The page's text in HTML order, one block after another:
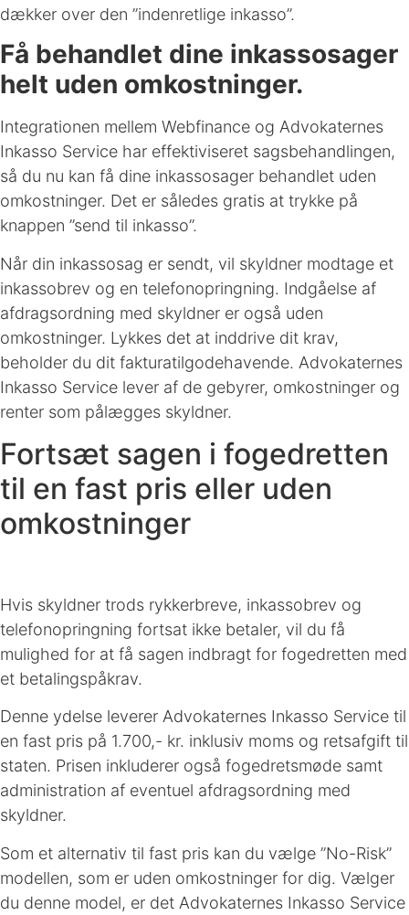
dækker over den ”indenretlige inkasso”.
Få behandlet dine inkassosager
helt uden omkostninger.
Integrationen mellem Webfinance og Advokaternes
Inkasso Service har effektiviseret sagsbehandlingen,
så du nu kan få dine inkassosager behandlet uden
omkostninger. Det er således gratis at trykke på
knappen ”send til inkasso”.
Når din inkassosag er sendt, vil skyldner modtage et
inkassobrev og en telefonopringning. Indgåelse af
afdragsordning med skyldner er også uden
omkostninger. Lykkes det at inddrive dit krav,
beholder du dit fakturatilgodehavende. Advokaternes
Inkasso Service lever af de gebyrer, omkostninger og
renter som pålægges skyldner.
Fortsæt sagen i fogedretten
til en fast pris eller uden
omkostninger
Hvis skyldner trods rykkerbreve, inkassobrev og
telefonopringning fortsat ikke betaler, vil du få
mulighed for at få sagen indbragt for fogedretten med
et betalingspåkrav.
Denne ydelse leverer Advokaternes Inkasso Service til
en fast pris på 1.700,- kr. inklusiv moms og retsafgift til
staten. Prisen inkluderer også fogedretsmøde samt
administration af eventuel afdragsordning med
skyldner.
Som et alternativ til fast pris kan du vælge ”No-Risk”
modellen, som er uden omkostninger for dig. Vælger
du denne model, er det Advokaternes Inkasso Service